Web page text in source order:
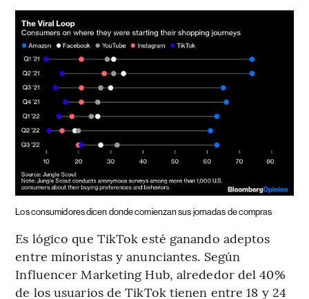
Los consumidores dicen donde comienzan sus jornadas de compras
Es lógico que TikTok esté ganando adeptos
entre minoristas y anunciantes. Según
Influencer Marketing Hub, alrededor del 40%
de los usuarios de TikTok tienen entre 18 y 24